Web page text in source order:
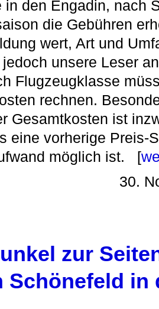
in den Engadin, nach
die Gebühren
wert, Art und
unsere Leser
Flugzeugklasse
rechnen.
Gesamtkosten ist
eine vorherige Preis-
möglich ist. [
30.
zur
Schönefeld in